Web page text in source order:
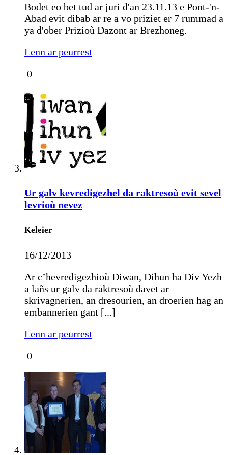
Bodet eo bet tud ar juri d'an 23.11.13 e Pont-'n-
Abad evit dibab ar re a vo priziet er 7 rummad a
ya d'ober Prizioù Dazont ar Brezhoneg.
Lenn ar peurrest
0
Ur galv kevredigezhel da raktresoù evit sevel
levrioù nevez
Keleier
16/12/2013
Ar c’hevredigezhioù Diwan, Dihun ha Div Yezh
a lañs ur galv da raktresoù davet ar
skrivagnerien, an dresourien, an droerien hag an
embannerien gant [...]
Lenn ar peurrest
0